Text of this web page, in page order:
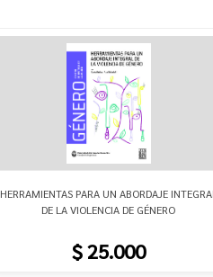
HERRAMIENTAS PARA UN ABORDAJE INTEGRAL
DE LA VIOLENCIA DE GÉNERO
$ 25.000